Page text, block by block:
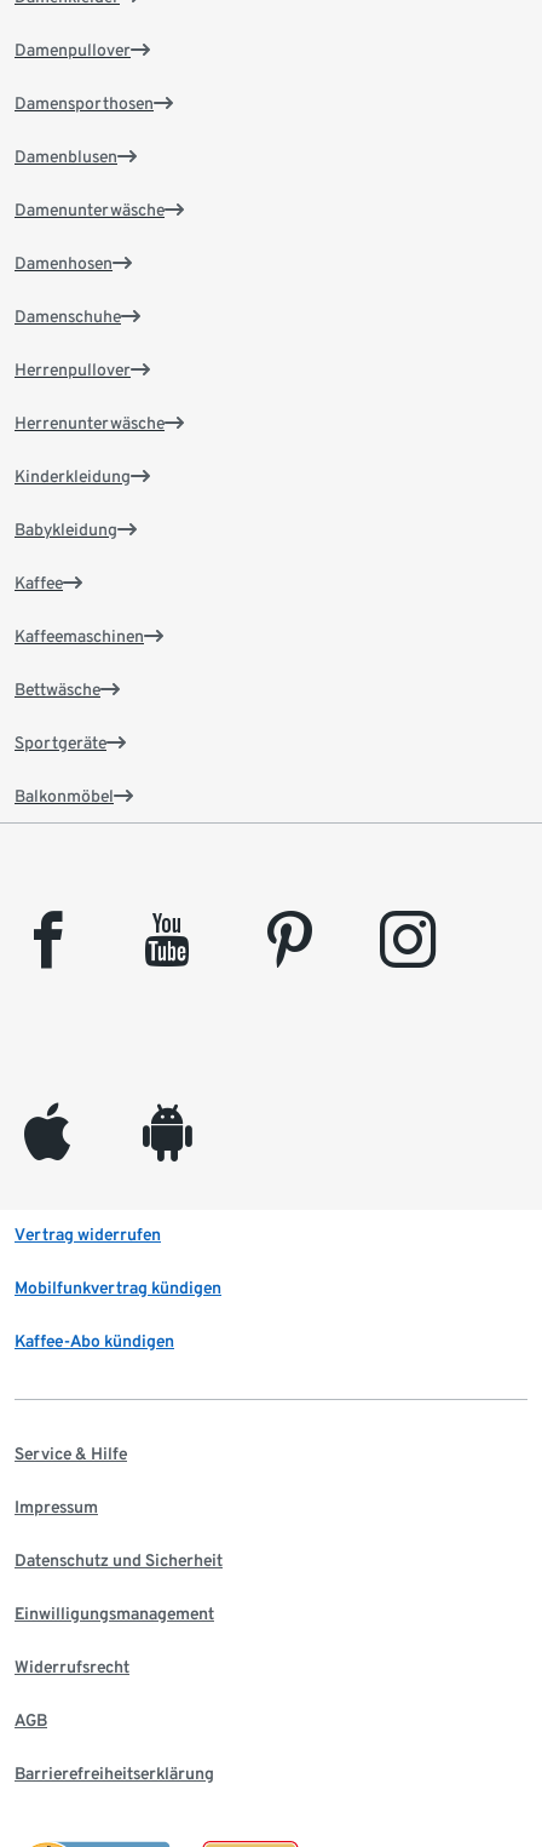
Damenpullover
Damensporthosen
Damenblusen
Damenunterwäsche
Damenhosen
Damenschuhe
Herrenpullover
Herrenunterwäsche
Kinderkleidung
Babykleidung
Kaffee
Kaffeemaschinen
Bettwäsche
Sportgeräte
Balkonmöbel
facebook youtube pinterest instagram
appleinc android
Vertrag widerrufen
Mobilfunkvertrag kündigen
Kaffee-Abo kündigen
Service & Hilfe
Impressum
Datenschutz und Sicherheit
Einwilligungsmanagement
Widerrufsrecht
AGB
Barrierefreiheitserklärung